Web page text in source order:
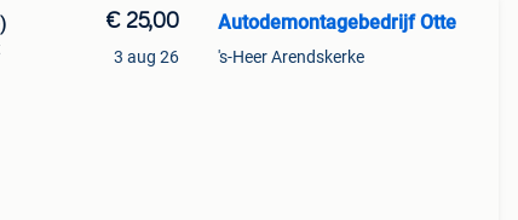
€ 25,00
3 aug 26
Autodemontagebedrijf Otte
's-Heer Arendskerke